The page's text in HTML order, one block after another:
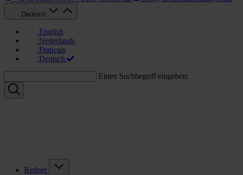
Deutsch
English
Nederlands
Français
Deutsch
Einen Suchbegriff eingeben:
Redner